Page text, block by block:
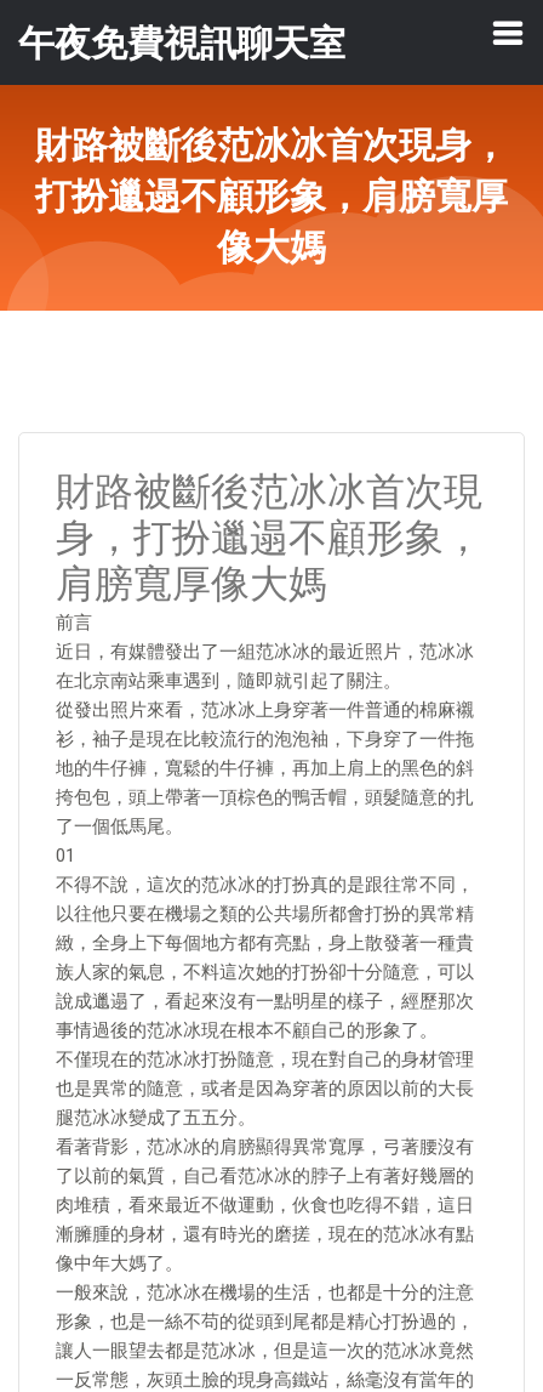
午夜免費視訊聊天室
財路被斷後范冰冰首次現身，
打扮邋遢不顧形象，肩膀寬厚
像大媽
財路被斷後范冰冰首次現
身，打扮邋遢不顧形象，
肩膀寬厚像大媽
前言
近日，有媒體發出了一組范冰冰的最近照片，范冰冰
在北京南站乘車遇到，隨即就引起了關注。
從發出照片來看，范冰冰上身穿著一件普通的棉麻襯
衫，袖子是現在比較流行的泡泡袖，下身穿了一件拖
地的牛仔褲，寬鬆的牛仔褲，再加上肩上的黑色的斜
挎包包，頭上帶著一頂棕色的鴨舌帽，頭髮隨意的扎
了一個低馬尾。
01
不得不說，這次的范冰冰的打扮真的是跟往常不同，
以往他只要在機場之類的公共場所都會打扮的異常精
緻，全身上下每個地方都有亮點，身上散發著一種貴
族人家的氣息，不料這次她的打扮卻十分隨意，可以
說成邋遢了，看起來沒有一點明星的樣子，經歷那次
事情過後的范冰冰現在根本不顧自己的形象了。
不僅現在的范冰冰打扮隨意，現在對自己的身材管理
也是異常的隨意，或者是因為穿著的原因以前的大長
腿范冰冰變成了五五分。
看著背影，范冰冰的肩膀顯得異常寬厚，弓著腰沒有
了以前的氣質，自己看范冰冰的脖子上有著好幾層的
肉堆積，看來最近不做運動，伙食也吃得不錯，這日
漸臃腫的身材，還有時光的磨搓，現在的范冰冰有點
像中年大媽了。
一般來說，范冰冰在機場的生活，也都是十分的注意
形象，也是一絲不苟的從頭到尾都是精心打扮過的，
讓人一眼望去都是范冰冰，但是這一次的范冰冰竟然
一反常態，灰頭土臉的現身高鐵站，絲毫沒有當年的